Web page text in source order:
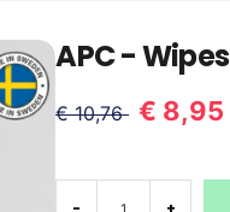
APC - Wipes
€ 10,76 € 8,95
- +